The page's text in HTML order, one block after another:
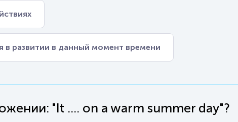
в развитии в данный момент времени
"It .... on a warm summer day"?